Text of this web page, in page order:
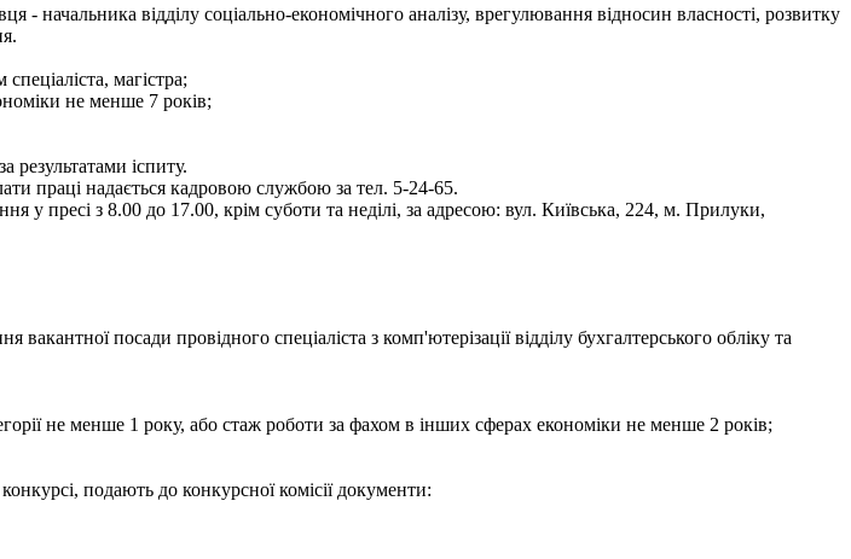
начальника відділу соціально-економічного аналізу, врегулювання відносин власності, розвитку
магістра;
не менше 7 років;
результатами іспиту.
праці надається кадровою службою за тел. 5-24-65.
пресі з 8.00 до 17.00, крім суботи та неділі, за адресою: вул. Київська, 224, м. Прилуки,
посади провідного спеціаліста з комп'ютерізації відділу бухгалтерського обліку та
не менше 1 року, або стаж роботи за фахом в інших сферах економіки не менше 2 років;
подають до конкурсної комісії документи: